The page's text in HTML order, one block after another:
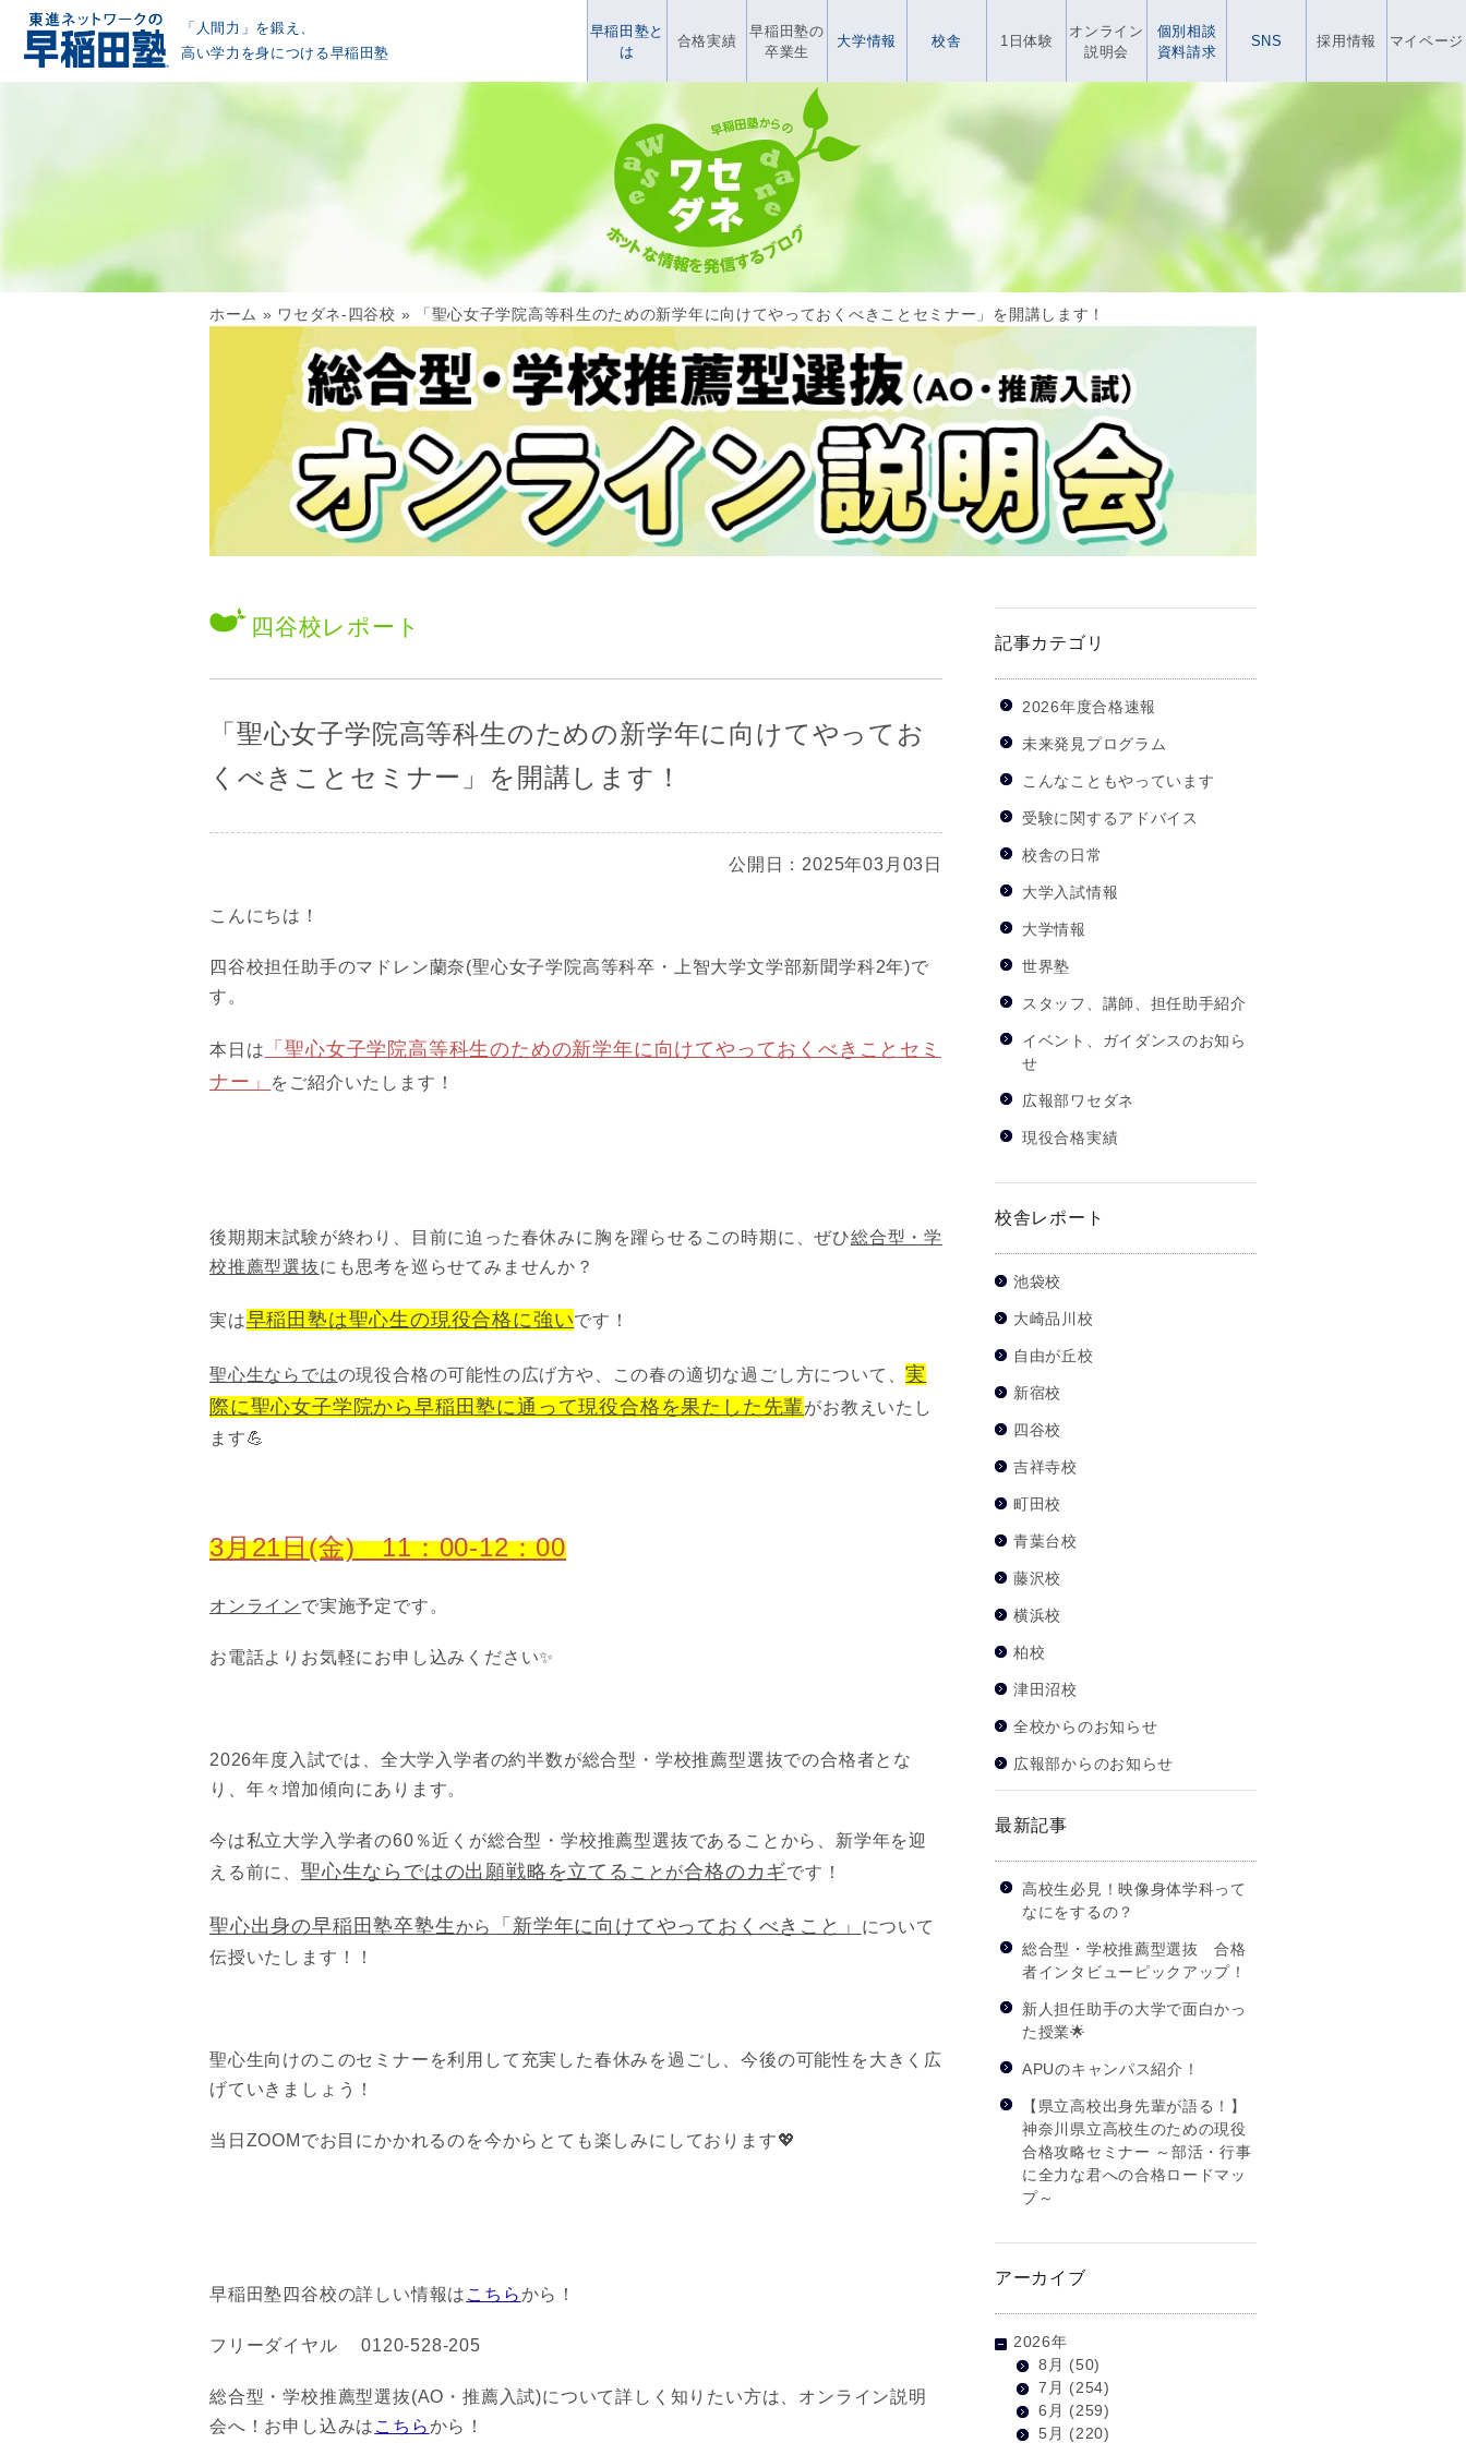
「人間力」を鍛え、
高い学力を身につける早稲田塾
早稲田塾と
は
合格実績
早稲田塾の
卒業生
大学情報 校舎 1日体験
オンライン
説明会
個別相談
資料請求
SNS 採用情報 マイページ
ホーム » ワセダネ-四谷校 » 「聖心女子学院高等科生のための新学年に向けてやっておくべきことセミナー」を開講します！
四谷校レポート
「聖心女子学院高等科生のための新学年に向けてやってお
くべきことセミナー」を開講します！
公開日：2025年03月03日
こんにちは！
四谷校担任助手のマドレン蘭奈(聖心女子学院高等科卒・上智大学文学部新聞学科2年)で
す。
本日は
「聖心女子学院高等科生のための新学年に向けてやっておくべきことセミ
ナー」
をご紹介いたします！
後期期末試験が終わり、目前に迫った春休みに胸を躍らせるこの時期に、ぜひ総合型・学
校推薦型選抜にも思考を巡らせてみませんか？
実は早稲田塾は聖心生の現役合格に強いです！
聖心生ならではの現役合格の可能性の広げ方や、この春の適切な過ごし方について、実
際に聖心女子学院から早稲田塾に通って現役合格を果たした先輩がお教えいたし
ます💪
3月21日(金) 11：00-12：00
オンラインで実施予定です。
お電話よりお気軽にお申し込みください✨
2026年度入試では、全大学入学者の約半数が総合型・学校推薦型選抜での合格者とな
り、年々増加傾向にあります。
今は私立大学入学者の60％近くが総合型・学校推薦型選抜であることから、新学年を迎
える前に、 聖心生ならではの出願戦略を立てる ことが合格のカギです！
聖心出身の早稲田塾卒塾生から 「新学年に向けてやっておくべきこと」
について
伝授いたします！！
聖心生向けのこのセミナーを利用して充実した春休みを過ごし、今後の可能性を大きく広
げていきましょう！
当日ZOOMでお目にかかれるのを今からとても楽しみにしております💖
早稲田塾四谷校の詳しい情報は こちらから！
フリーダイヤル 0120-528-205
総合型・学校推薦型選抜(AO・推薦入試)について詳しく知りたい方は、オンライン説明
会へ！お申し込みは こちらから！
記事カテゴリ
2026年度合格速報
未来発見プログラム
こんなこともやっています
受験に関するアドバイス
校舎の日常
大学入試情報
大学情報
世界塾
スタッフ、講師、担任助手紹介
イベント、ガイダンスのお知ら
せ
広報部ワセダネ
現役合格実績
校舎レポート
池袋校
大崎品川校
自由が丘校
新宿校
四谷校
吉祥寺校
町田校
青葉台校
藤沢校
横浜校
柏校
津田沼校
全校からのお知らせ
広報部からのお知らせ
最新記事
高校生必見！映像身体学科って
なにをするの？
総合型・学校推薦型選抜 合格
者インタビューピックアップ！
新人担任助手の大学で面白かっ
た授業🌟
APUのキャンパス紹介！
【県立高校出身先輩が語る！】
神奈川県立高校生のための現役
合格攻略セミナー ～部活・行事
に全力な君への合格ロードマッ
プ～
アーカイブ
2026年
8月 (50)
7月 (254)
6月 (259)
5月 (220)